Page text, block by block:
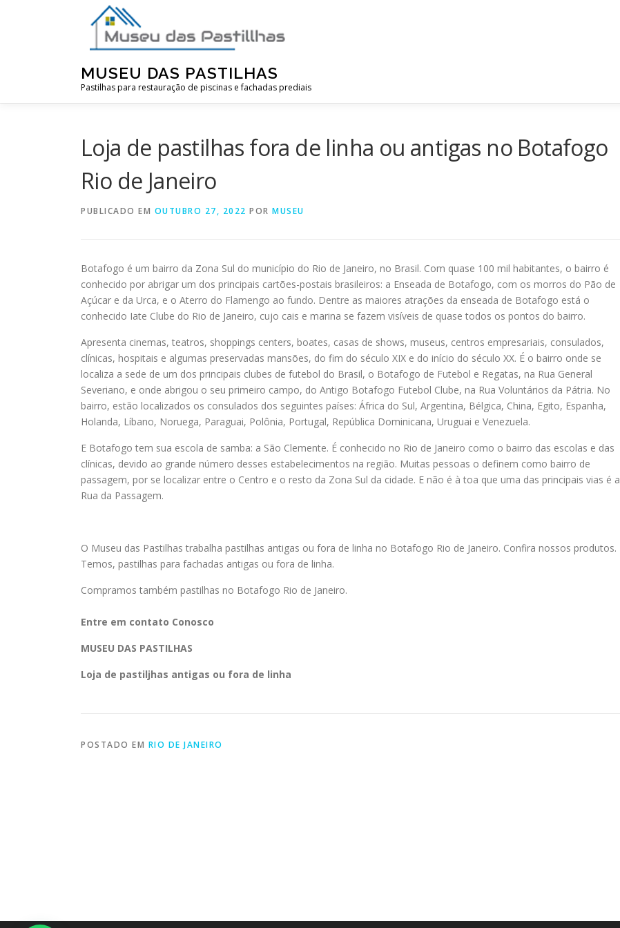
MUSEU DAS PASTILHAS
Pastilhas para restauração de piscinas e fachadas prediais
Loja de pastilhas fora de linha ou antigas no Botafogo
Rio de Janeiro
PUBLICADO EM OUTUBRO 27, 2022 POR MUSEU
Botafogo é um bairro da Zona Sul do município do Rio de Janeiro, no Brasil. Com quase 100 mil habitantes, o bairro é
conhecido por abrigar um dos principais cartões-postais brasileiros: a Enseada de Botafogo, com os morros do Pão de
Açúcar e da Urca, e o Aterro do Flamengo ao fundo. Dentre as maiores atrações da enseada de Botafogo está o
conhecido Iate Clube do Rio de Janeiro, cujo cais e marina se fazem visíveis de quase todos os pontos do bairro.
Apresenta cinemas, teatros, shoppings centers, boates, casas de shows, museus, centros empresariais, consulados,
clínicas, hospitais e algumas preservadas mansões, do fim do século XIX e do início do século XX. É o bairro onde se
localiza a sede de um dos principais clubes de futebol do Brasil, o Botafogo de Futebol e Regatas, na Rua General
Severiano, e onde abrigou o seu primeiro campo, do Antigo Botafogo Futebol Clube, na Rua Voluntários da Pátria. No
bairro, estão localizados os consulados dos seguintes países: África do Sul, Argentina, Bélgica, China, Egito, Espanha,
Holanda, Líbano, Noruega, Paraguai, Polônia, Portugal, República Dominicana, Uruguai e Venezuela.
E Botafogo tem sua escola de samba: a São Clemente. É conhecido no Rio de Janeiro como o bairro das escolas e das
clínicas, devido ao grande número desses estabelecimentos na região. Muitas pessoas o definem como bairro de
passagem, por se localizar entre o Centro e o resto da Zona Sul da cidade. E não é à toa que uma das principais vias é a
Rua da Passagem.
O Museu das Pastilhas trabalha pastilhas antigas ou fora de linha no Botafogo Rio de Janeiro. Confira nossos produtos.
Temos, pastilhas para fachadas antigas ou fora de linha.
Compramos também pastilhas no Botafogo Rio de Janeiro.
Entre em contato Conosco
MUSEU DAS PASTILHAS
Loja de pastiljhas antigas ou fora de linha
POSTADO EM RIO DE JANEIRO